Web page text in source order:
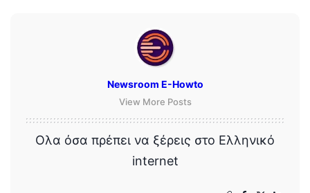
Newsroom E-Howto
View More Posts
Ολα όσα πρέπει να ξέρεις στο Ελληνικό
internet